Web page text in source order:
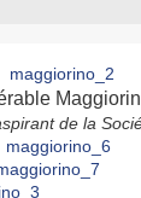
de la